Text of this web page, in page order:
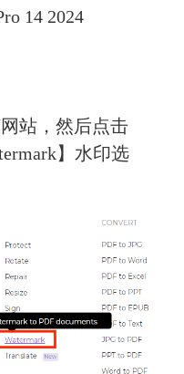
14 2024
站，然后点击
】水印选